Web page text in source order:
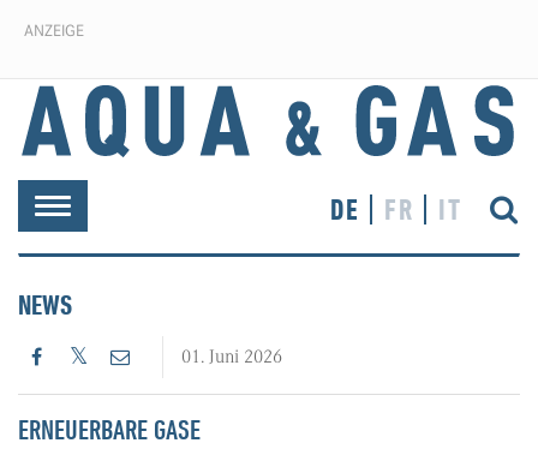
ANZEIGE
Toggle
navigation
DE FR IT
NEWS
01. Juni 2026
ERNEUERBARE GASE